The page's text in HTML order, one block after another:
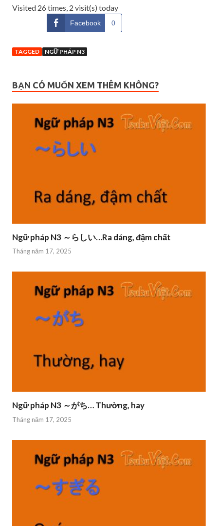
Visited 26 times, 2 visit(s) today
Facebook 0
TAGGED NGỮ PHÁP N3
BẠN CÓ MUỐN XEM THÊM KHÔNG?
Ngữ pháp N3 ～らしい…Ra dáng, đậm chất
Tháng năm 17, 2025
Ngữ pháp N3 ～がち… Thường, hay
Tháng năm 17, 2025